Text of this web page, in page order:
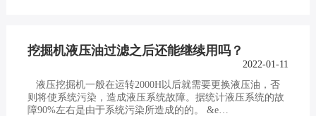
挖掘机液压油过滤之后还能继续用吗？
2022-01-11
液压挖掘机一般在运转2000H以后就需要更换液压油，否
则将使系统污染，造成液压系统故障。据统计液压系统的故
障90%左右是由于系统污染所造成的的。 &e…